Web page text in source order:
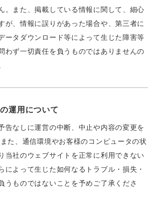
。また、掲載している情報に関して、細心
が、情報に誤りがあった場合や、第三者に
ータダウンロード等によって生じた障害等
わず一切責任を負うものではありませんの
運用について
告なしに運営の中断、中止や内容の変更を
た、通信環境やお客様のコンピュータの状
当社のウェブサイトを正常に利用できない
によって生じた如何なるトラブル・損失・
うものではないことを予めご了承くださ